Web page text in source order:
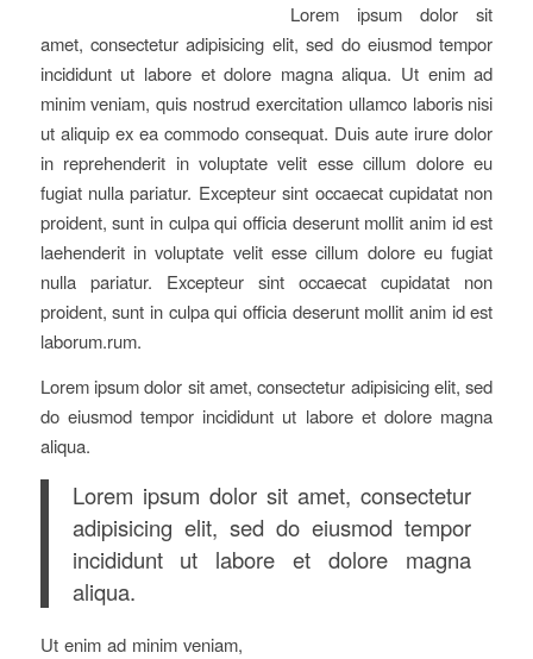
Lorem ipsum dolor sit
amet, consectetur adipisicing elit, sed do eiusmod tempor
incididunt ut labore et dolore magna aliqua. Ut enim ad
minim veniam, quis nostrud exercitation ullamco laboris nisi
ut aliquip ex ea commodo consequat. Duis aute irure dolor
in reprehenderit in voluptate velit esse cillum dolore eu
fugiat nulla pariatur. Excepteur sint occaecat cupidatat non
proident, sunt in culpa qui officia deserunt mollit anim id est
laehenderit in voluptate velit esse cillum dolore eu fugiat
nulla pariatur. Excepteur sint occaecat cupidatat non
proident, sunt in culpa qui officia deserunt mollit anim id est
laborum.rum.
Lorem ipsum dolor sit amet, consectetur adipisicing elit, sed
do eiusmod tempor incididunt ut labore et dolore magna
aliqua.
Lorem ipsum dolor sit amet, consectetur
adipisicing elit, sed do eiusmod tempor
incididunt ut labore et dolore magna
aliqua.
Ut enim ad minim veniam,